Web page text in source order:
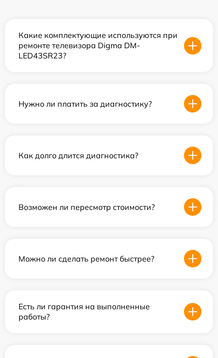
Какие комплектующие используются при
ремонте телевизора Digma DM-
LED43SR23?
Нужно ли платить за диагностику?
Как долго длится диагностика?
Возможен ли пересмотр стоимости?
Можно ли сделать ремонт быстрее?
Есть ли гарантия на выполненные
работы?